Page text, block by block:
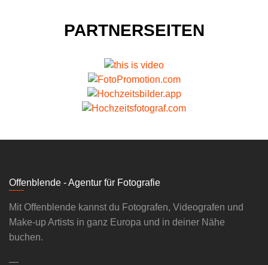
PARTNERSEITEN
Offenblende - Agentur für Fotografie
Mit Offenblende kannst du Fotografen, Videografen und
Make-up Artists in ganz Europa und in deiner Nähe
buchen.
—